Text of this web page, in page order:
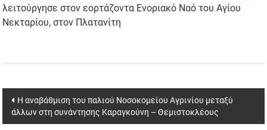
λειτούργησε στον εορτάζοντα Ενοριακό Ναό του Αγίου
Νεκταρίου, στον Πλατανίτη
Post
navigation
Η αναβάθμιση του παλιού Νοσοκομείου Αγρινίου μεταξύ
άλλων στη συνάντησης Καραγκούνη – Θεμιστοκλέους